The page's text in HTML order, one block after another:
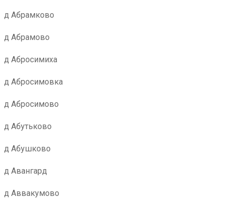
д Абрамково
д Абрамово
д Абросимиха
д Абросимовка
д Абросимово
д Абутьково
д Абушково
д Авангард
д Аввакумово